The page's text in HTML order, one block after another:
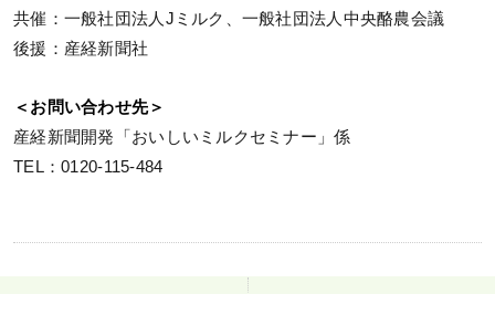
共催：一般社団法人Jミルク、一般社団法人中央酪農会議
後援：産経新聞社
＜お問い合わせ先＞
産経新聞開発「おいしいミルクセミナー」係
TEL：0120-115-484